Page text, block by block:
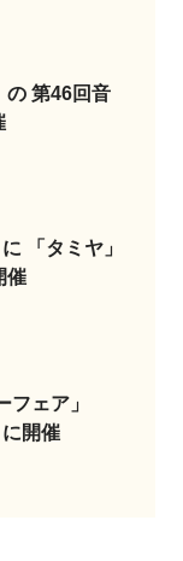
の 第46回音
「タミヤ」
催
フェア」
開催